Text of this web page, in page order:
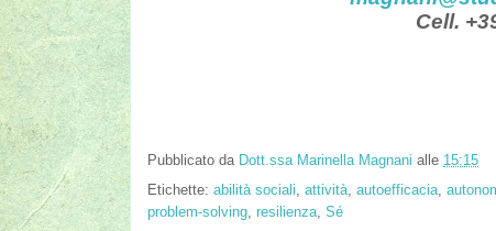
Cell.
Pubblicato da Dott.ssa Marinella Magnani alle 15:15
Etichette: abilità sociali attività autoefficacia
problem-solving resilienza Sé